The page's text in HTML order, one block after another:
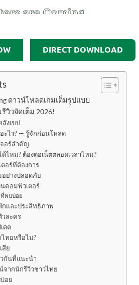
DIRECT DOWNLOAD
ดาวน์โหลดเกมเต็มรูปแบบ
วิวจัดเต็ม 2026!
งเขป
ะไร? — รู้จักก่อนโหลด
จอร์สำคัญ
ไหม? ต้องต่อเน็ตตลอดเวลาไหม?
อร์ที่ต้องการ
อย่างปลอดภัย
คอมพิวเตอร์
พบบ่อย
และประสิทธิภาพ
วละคร
ดต
ทยหรือไม่?
สีย
วกันที่แนะนำ
จากนักรีวิวชาวไทย
อย